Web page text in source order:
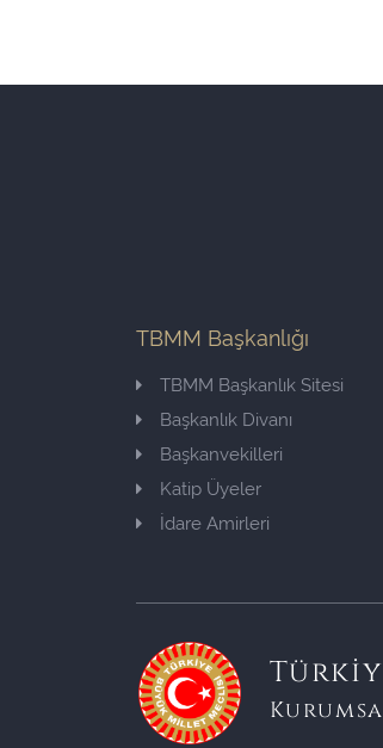
TBMM Başkanlığı
TBMM Başkanlık Sitesi
Başkanlık Divanı
Başkanvekilleri
Katip Üyeler
İdare Amirleri